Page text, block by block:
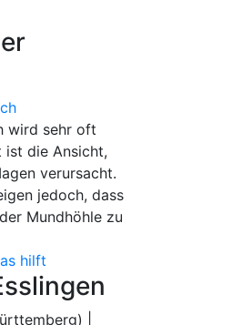
wird sehr oft
die Ansicht,
verursacht.
jedoch, dass
Mundhöhle zu
hilft
|